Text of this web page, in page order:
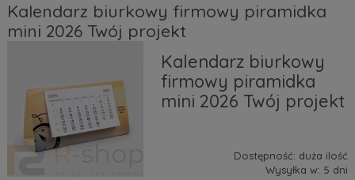
Kalendarz biurkowy firmowy piramidka
mini 2026 Twój projekt
Kalendarz biurkowy
firmowy piramidka
mini 2026 Twój projekt
Dostępność: duża ilość
Wysyłka w: 5 dni